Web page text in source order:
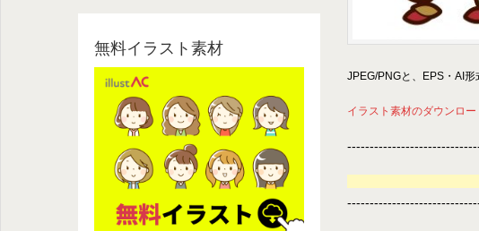
無料イラスト素材
JPEG/PNGと、EPS・AI形
イラスト素材のダウンロ